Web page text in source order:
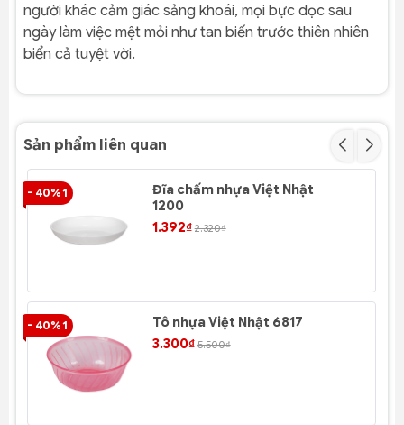
người khác cảm giác sảng khoái, mọi bực dọc sau
ngày làm việc mệt mỏi như tan biến trước thiên nhiên
biển cả tuyệt vời.
Sản phẩm liên quan
- 40% 1
Đĩa chấm nhựa Việt Nhật
1200
1.392₫ 2.320₫
- 40% 1
Tô nhựa Việt Nhật 6817
3.300₫ 5.500₫